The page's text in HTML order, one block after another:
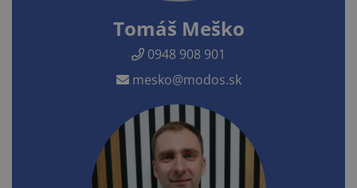
Tomáš Meško
0948 908 901
mesko@modos.sk